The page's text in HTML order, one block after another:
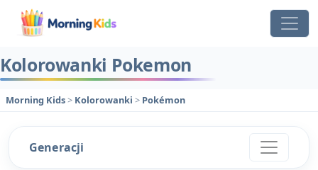
Kolorowanki Pokemon
Morning Kids> Kolorowanki > Pokémon
Generacji